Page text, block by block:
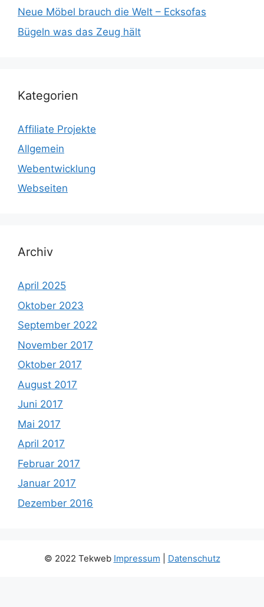
Neue Möbel brauch die Welt – Ecksofas
Bügeln was das Zeug hält
Kategorien
Affiliate Projekte
Allgemein
Webentwicklung
Webseiten
Archiv
April 2025
Oktober 2023
September 2022
November 2017
Oktober 2017
August 2017
Juni 2017
Mai 2017
April 2017
Februar 2017
Januar 2017
Dezember 2016
© 2022 Tekweb Impressum Datenschutz